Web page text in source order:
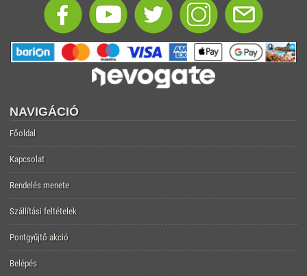
NAVIGÁCIÓ
Főoldal
Kapcsolat
Rendelés menete
Szállítási feltételek
Pontgyűjtő akció
Belépés